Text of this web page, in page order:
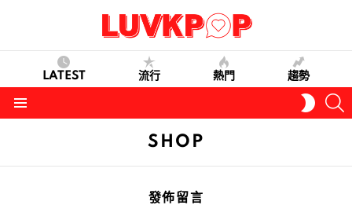
LATEST 流行 熱門 趨勢
SKIN
SHOP
發佈留言